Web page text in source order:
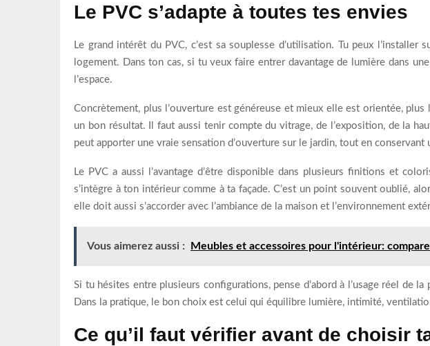
Le PVC s’adapte à toutes tes envies
Le grand intérêt du PVC, c’est sa souplesse d’utilisation. Tu peux
logement. Dans ton cas, si tu veux faire entrer davantage de lumière dans
l’espace.
Concrètement, plus l’ouverture est généreuse et mieux elle est orientée,
un bon résultat. Il faut aussi tenir compte du vitrage, de l’exposition, de la
peut apporter une vraie sensation d’ouverture sur le jardin, tout en conservant
Le PVC a aussi l’avantage d’être disponible dans plusieurs finitions et
s’intègre à ton intérieur comme à ta façade. C’est un point souvent oublié,
elle doit aussi s’accorder avec l’ambiance de la maison et l’environnement
Vous aimerez aussi : Meubles et accessoires pour l'intérieur:
Si tu hésites entre plusieurs configurations, pense d’abord à l’usage réel de
Dans la pratique, le bon choix est celui qui équilibre lumière, intimité,
Ce qu’il faut vérifier avant de choisir